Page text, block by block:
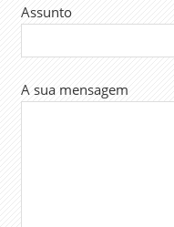
Assunto
A sua mensagem